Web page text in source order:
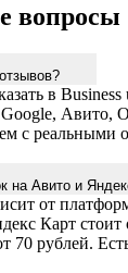
вопросы
в
Авито,
с реальными
на Авито и
от
Карт стоит
рублей.